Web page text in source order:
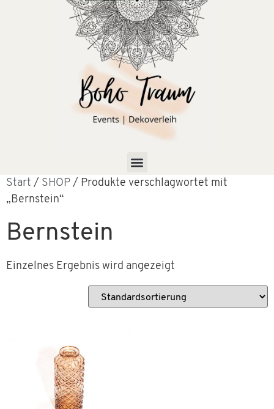
Start / SHOP / Produkte verschlagwortet mit
„Bernstein“
Bernstein
Einzelnes Ergebnis wird angezeigt